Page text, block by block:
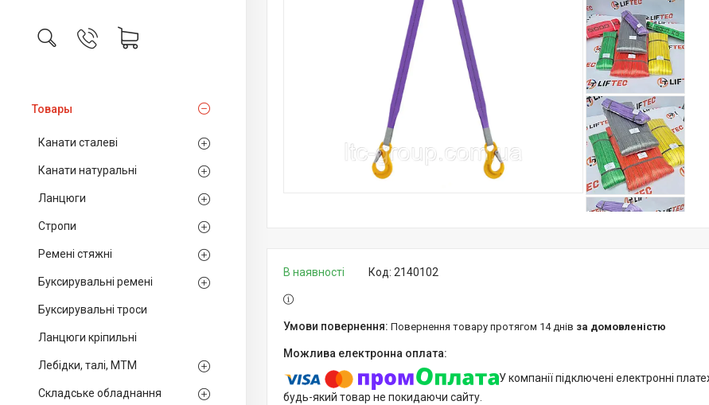
Товары
Канати сталеві
Канати натуральні
Ланцюги
Стропи
Ремені стяжні
Буксирувальні ремені
Буксирувальні троси
Ланцюги кріпильні
Лебідки, талі, МТМ
Складське обладнання
В наявності Код: 2140102
повернення товару протягом 14 днів за домовленістю
У компанії підключені електронні
будь-який товар не покидаючи сайту.